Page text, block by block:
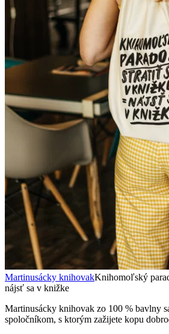
Martinusácky knihovakKnihomoľský
nájsť sa v knižke
Martinusácky knihovak zo 100 % bavlny
spoločníkom, s ktorým zažijete kopu